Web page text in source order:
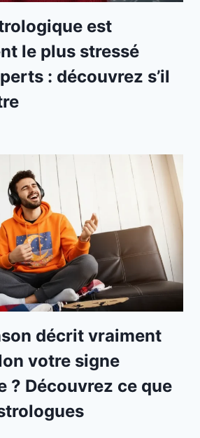
est
le plus stressé
: découvrez s’il
décrit vraiment
votre signe
? Découvrez ce que